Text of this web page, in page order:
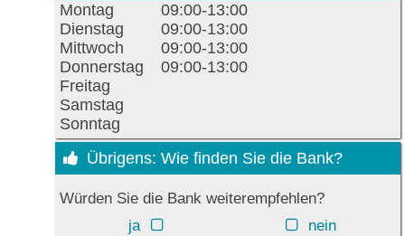
Montag
09:00-13:00
Dienstag
09:00-13:00
Mittwoch
09:00-13:00
Donnerstag
09:00-13:00
Freitag
Samstag
Sonntag
Übrigens: Wie finden Sie die Bank?
Würden Sie die Bank weiterempfehlen?
ja
nein